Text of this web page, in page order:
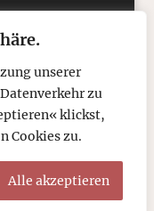
unserer
zu
klickst,
Cookies zu.
Alle akzeptieren